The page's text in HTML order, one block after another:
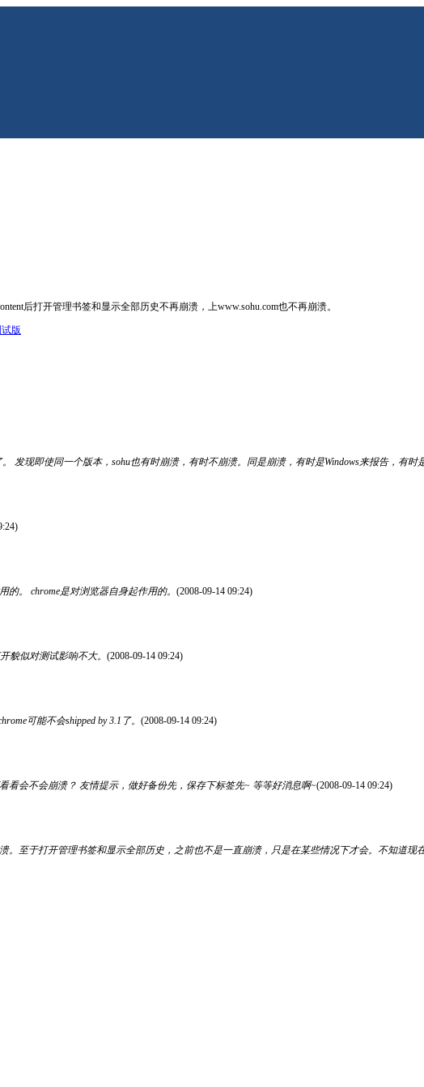
后打开管理书签和显示全部历史不再崩溃，上www.sohu.com也不再崩溃。
版
发现即使同一个版本，sohu也有时崩溃，有时不崩溃。同是崩溃，有时是Windows来报告，有时
的。 chrome是对浏览器自身起作用的。 (2008-09-14 09:24)
貌似对测试影响不大。 (2008-09-14 09:24)
可能不会shipped by 3.1了。 (2008-09-14 09:24)
看会不会崩溃？ 友情提示，做好备份先，保存下标签先~ 等等好消息啊~(2008-09-14 09:24)
。至于打开管理书签和显示全部历史，之前也不是一直崩溃，只是在某些情况下才会。不知道现